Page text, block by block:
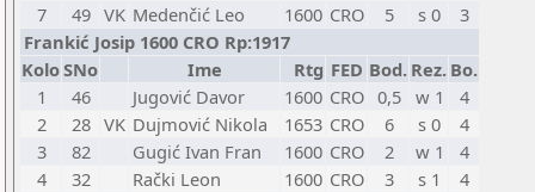
7
49 VK Medenčić Leo 1600 CRO 5 s 0
3
Frankić Josip 1600 CRO Rp:1917
KoloSNo Ime Rtg FED Bod. Rez. Bo.
1
46 Jugović Davor 1600 CRO 0,5 w 1
4
2
28 VK Dujmović Nikola 1653 CRO 6 s 0
4
3
82 Gugić Ivan Fran 1600 CRO 2 w 1
4
4
32 Rački Leon 1600 CRO 3 s 1
4